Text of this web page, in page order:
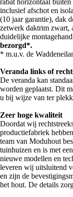
inclusief afschot en
(10 jaar garantie), dak
zetwerk daktrim zwart,
duidelijke
bezorgd*.
* m.u.v. de
Veranda links of
De veranda kan
worden geplaatst. Dit
u bij wijze van ter
Zeer hoge kwaliteit
Doordat wij
productiefabriek
team van Moduhout
tuinhuizen en is met
nieuwe modellen en
leveren wij uitsluitend
en zijn de
het hout. De details